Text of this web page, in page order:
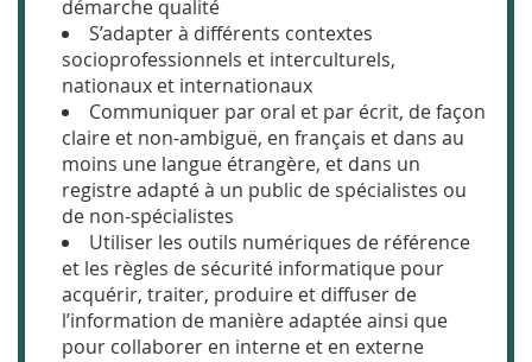
démarche qualité
S’adapter à différents contextes
socioprofessionnels et interculturels,
nationaux et internationaux
Communiquer par oral et par écrit, de façon
claire et non-ambiguë, en français et dans au
moins une langue étrangère, et dans un
registre adapté à un public de spécialistes ou
de non-spécialistes
Utiliser les outils numériques de référence
et les règles de sécurité informatique pour
acquérir, traiter, produire et diffuser de
l’information de manière adaptée ainsi que
pour collaborer en interne et en externe